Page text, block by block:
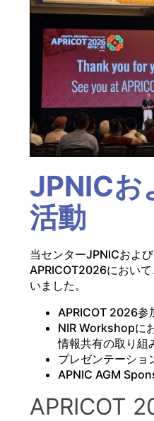
JPNICお
活動
当センターJPNICおよ
APRICOT2026におい
いました。
APRICOT 2026参
NIR Workshopに
情報共有の取り組
プレゼンテーショ
APNIC AGM
APRICOT